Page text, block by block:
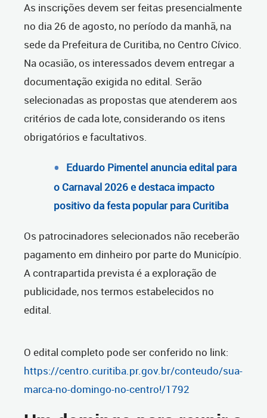
As inscrições devem ser feitas presencialmente
no dia 26 de agosto, no período da manhã, na
sede da Prefeitura de Curitiba, no Centro Cívico.
Na ocasião, os interessados devem entregar a
documentação exigida no edital. Serão
selecionadas as propostas que atenderem aos
critérios de cada lote, considerando os itens
obrigatórios e facultativos.
Eduardo Pimentel anuncia edital para
o Carnaval 2026 e destaca impacto
positivo da festa popular para Curitiba
Os patrocinadores selecionados não receberão
pagamento em dinheiro por parte do Município.
A contrapartida prevista é a exploração de
publicidade, nos termos estabelecidos no
edital.
O edital completo pode ser conferido no link:
https://centro.curitiba.pr.gov.br/conteudo/sua-
marca-no-domingo-no-centro!/1792